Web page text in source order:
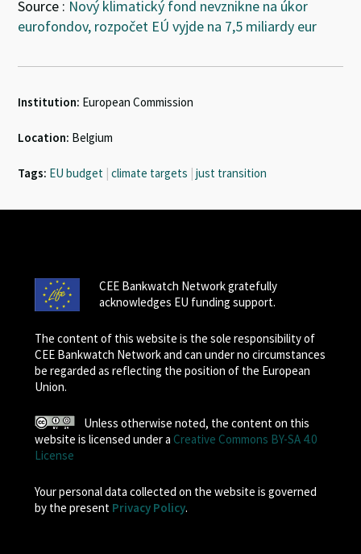
Source : Nový klimatický fond nevznikne na úkor
eurofondov, rozpočet EÚ vyjde na 7,5 miliardy eur
Institution: European Commission
Location: Belgium
Tags: EU budget | climate targets | just transition
CEE Bankwatch Network gratefully
acknowledges EU funding support.
The content of this website is the sole responsibility of
CEE Bankwatch Network and can under no circumstances
be regarded as reflecting the position of the European
Union.
Unless otherwise noted, the content on this
website is licensed under a Creative Commons BY-SA 4.0
License
Your personal data collected on the website is governed
by the present Privacy Policy.